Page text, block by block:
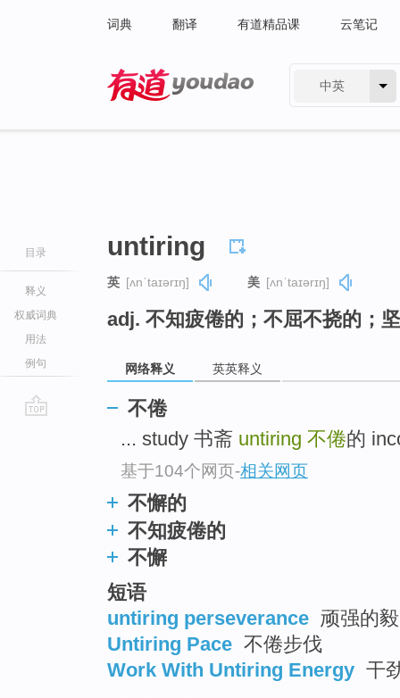
词典 翻译 有道精品课 云笔记
中英
目录
释义
权威词典
用法
例句
untiring
英 [ʌnˈtaɪərɪŋ] 美 [ʌnˈtaɪərɪŋ]
adj. 不知疲倦的；不屈不挠的；
网络释义 英英释义
不倦
... study 书斋 untiring 不倦的
基于104个网页-相关网页
不懈的
不知疲倦的
不懈
短语
untiring perseverance 顽强的
Untiring Pace 不倦步伐
Work With Untiring Energy 干